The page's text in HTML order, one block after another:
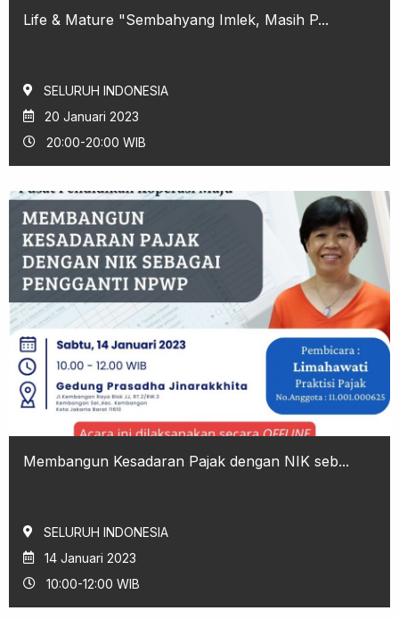
Life & Mature "Sembahyang Imlek, Masih P...
SELURUH INDONESIA
20 Januari 2023
20:00-20:00 WIB
Membangun Kesadaran Pajak dengan NIK seb...
SELURUH INDONESIA
14 Januari 2023
10:00-12:00 WIB